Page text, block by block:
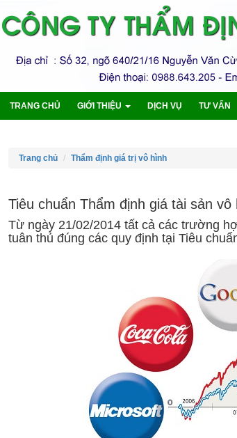
TRANG CHỦ GIỚI THIỆU DỊCH VỤ TƯ VẤN
Trang chủ Thẩm định giá trị vô hình
Tiêu chuẩn Thẩm định giá tài sản vô
Từ ngày 21/02/2014 tất cả các trường
tuân thủ đúng các quy định tại Tiêu